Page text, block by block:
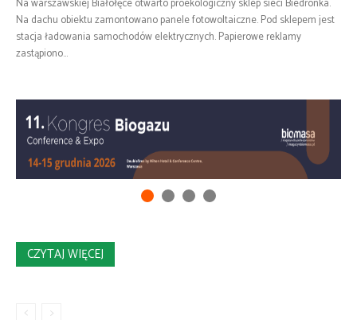
Na warszawskiej Białołęce otwarto proekologiczny sklep sieci Biedronka.
Na dachu obiektu zamontowano panele fotowoltaiczne. Pod sklepem jest
stacja ładowania samochodów elektrycznych. Papierowe reklamy
zastąpiono...
CZYTAJ WIĘCEJ